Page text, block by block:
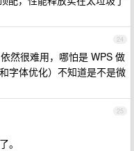
24
然很难用，哪怕是 WPS 做
字体优化）不知道是不是微
25
。